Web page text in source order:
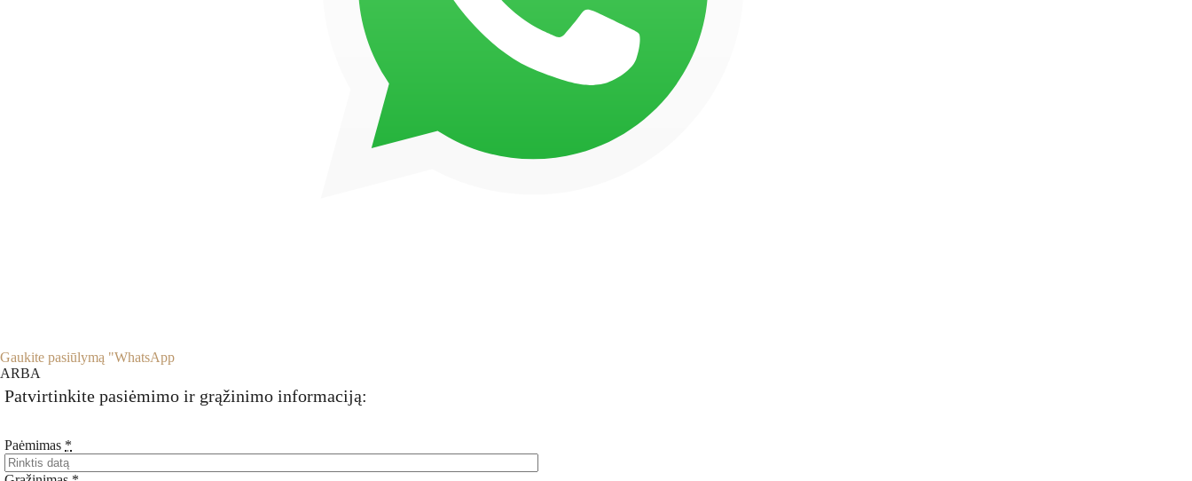
Gaukite pasiūlymą "WhatsApp
ARBA
Patvirtinkite pasiėmimo ir grąžinimo informaciją:
Paėmimas *